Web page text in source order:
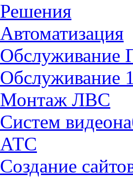
Решения
Автоматизация
Обслуживание
Обслуживание
Монтаж ЛВС
Cистем
АТС
Создание